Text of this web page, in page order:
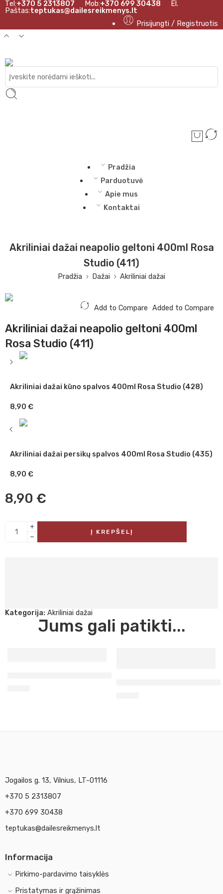
Tel:+370 5 2313807 Mob:+370 699 30438 El.
Paštas:teptukas@dailesreikmenys.lt
Prisijungti / Registruotis
Pradžia
Parduotuvė
Apie mus
Kontaktai
Akriliniai dažai neapolio geltoni 400ml Rosa
Studio (411)
Pradžia Dažai Akriliniai dažai
Add to Compare Added to Compare
Akriliniai dažai neapolio geltoni 400ml
Rosa Studio (411)
Akriliniai dažai kūno spalvos 400ml Rosa Studio (428)
8,90 €
Akriliniai dažai persikų spalvos 400ml Rosa Studio (435)
8,90 €
8,90 €
Į KREPŠELĮ
Kategorija: Akriliniai dažai
Jums gali patikti...
Jogailos g. 13, Vilnius, LT-01116
+370 5 2313807
+370 699 30438
teptukas@dailesreikmenys.lt
Informacija
Pirkimo-pardavimo taisyklės
Pristatymas ir grąžinimas